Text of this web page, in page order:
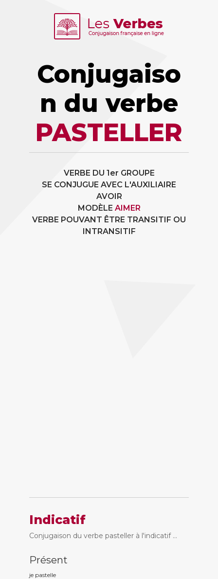
Conjugaiso
n du verbe
PASTELLER
VERBE DU 1er GROUPE
SE CONJUGUE AVEC L'AUXILIAIRE
AVOIR
MODÈLE AIMER
VERBE POUVANT ÊTRE TRANSITIF OU
INTRANSITIF
Indicatif
Conjugaison du verbe pasteller à l'indicatif ...
Présent
je pastelle